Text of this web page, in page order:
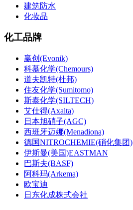
建筑防水
化妆品
化工品牌
赢创(Evonik)
科慕化学(Chemours)
道夫凯特(杜邦)
住友化学(Sumitomo)
斯泰化学(SILTECH)
艾仕得(Axalta)
日本旭硝子(AGC)
西班牙迈娜(Menadiona)
德国NITROCHEMIE(硝化集团)
伊斯曼(美国)EASTMAN
巴斯夫(BASF)
阿科玛(Arkema)
欧宝迪
日东化成株式会社